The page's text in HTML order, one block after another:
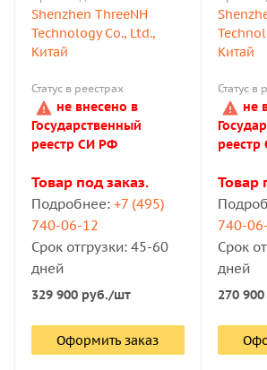
Shenzhen ThreeNH
Technology Co., Ltd.,
Китай
Статус в реестрах
не внесено в
Государственный
реестр СИ РФ
Товар под заказ.
Подробнее: +7 (495)
740-06-12
Срок отгрузки: 45-60
дней
329 900 руб./шт
Оформить заказ
Китай
Статус в
не
Товар
740-
Срок
дней
270 900